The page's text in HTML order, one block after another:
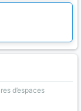
d’espaces